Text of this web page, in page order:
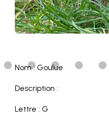
Nom : Goulue
Description :
Lettre : G